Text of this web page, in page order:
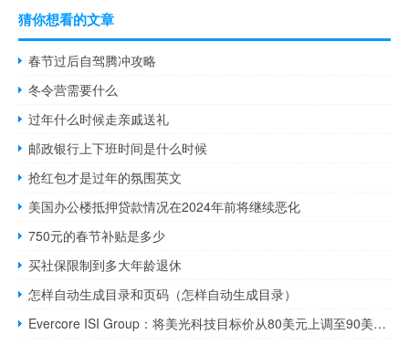
猜你想看的文章
春节过后自驾腾冲攻略
冬令营需要什么
过年什么时候走亲戚送礼
邮政银行上下班时间是什么时候
抢红包才是过年的氛围英文
美国办公楼抵押贷款情况在2024年前将继续恶化
750元的春节补贴是多少
买社保限制到多大年龄退休
怎样自动生成目录和页码（怎样自动生成目录）
Evercore ISI Group：将美光科技目标价从80美元上调至90美元维持“跑赢大市”评级